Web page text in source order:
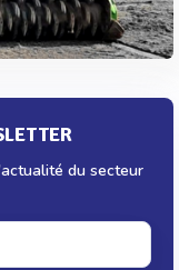
du secteur